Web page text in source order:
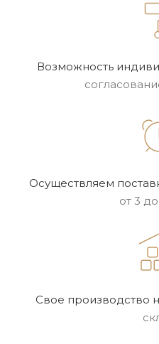
Возможность
Осуществляем
от 3
Свое производство